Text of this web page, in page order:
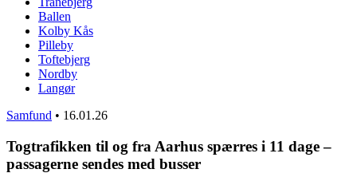
Ballen
Kolby Kås
Pilleby
Toftebjerg
Nordby
Langør
Samfund • 16.01.26
Togtrafikken til og fra Aarhus spærres i 11 dage –
passagerne sendes med busser